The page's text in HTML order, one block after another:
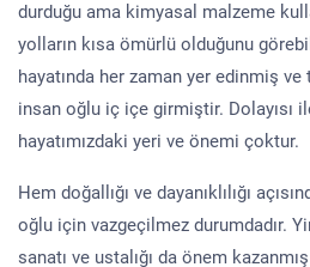
durduğu ama kimyasal malzeme
yolların kısa ömürlü olduğunu
hayatında her zaman yer edinmiş
insan oğlu iç içe girmiştir. Dolayısı
hayatımızdaki yeri ve önemi çoktur.
Hem doğallığı ve dayanıklılığı
oğlu için vazgeçilmez durumdadır.
sanatı ve ustalığı da önem